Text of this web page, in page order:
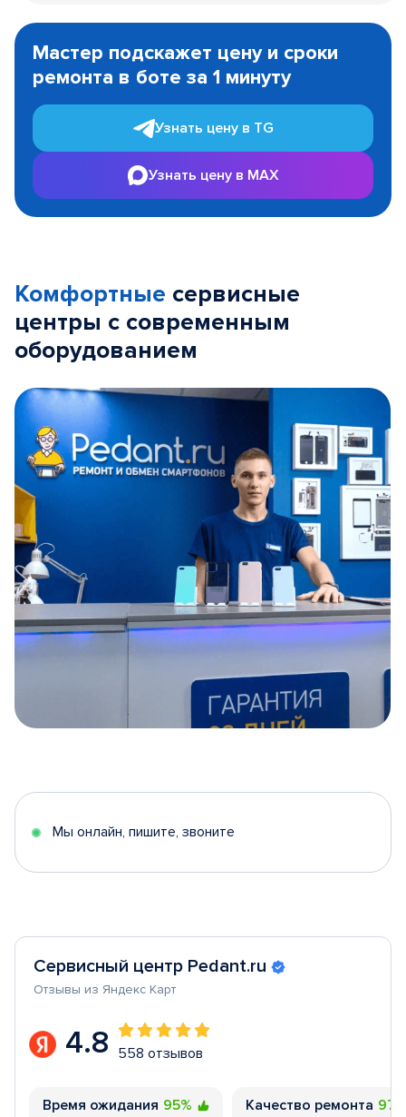
1
Мастер подскажет цену и сроки
ремонта в боте за 1 минуту
Узнать цену в TG
Узнать цену в MAX
Комфортные сервисные
центры с современным
оборудованием
5
Мы онлайн, пишите, звоните
Сервисный центр Pedant.ru
Отзывы из Яндекс Карт
4.8 558 отзывов
Время ожидания 95% Качество ремонта